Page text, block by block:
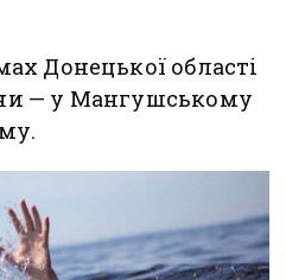
Донецької області
— у Мангушському